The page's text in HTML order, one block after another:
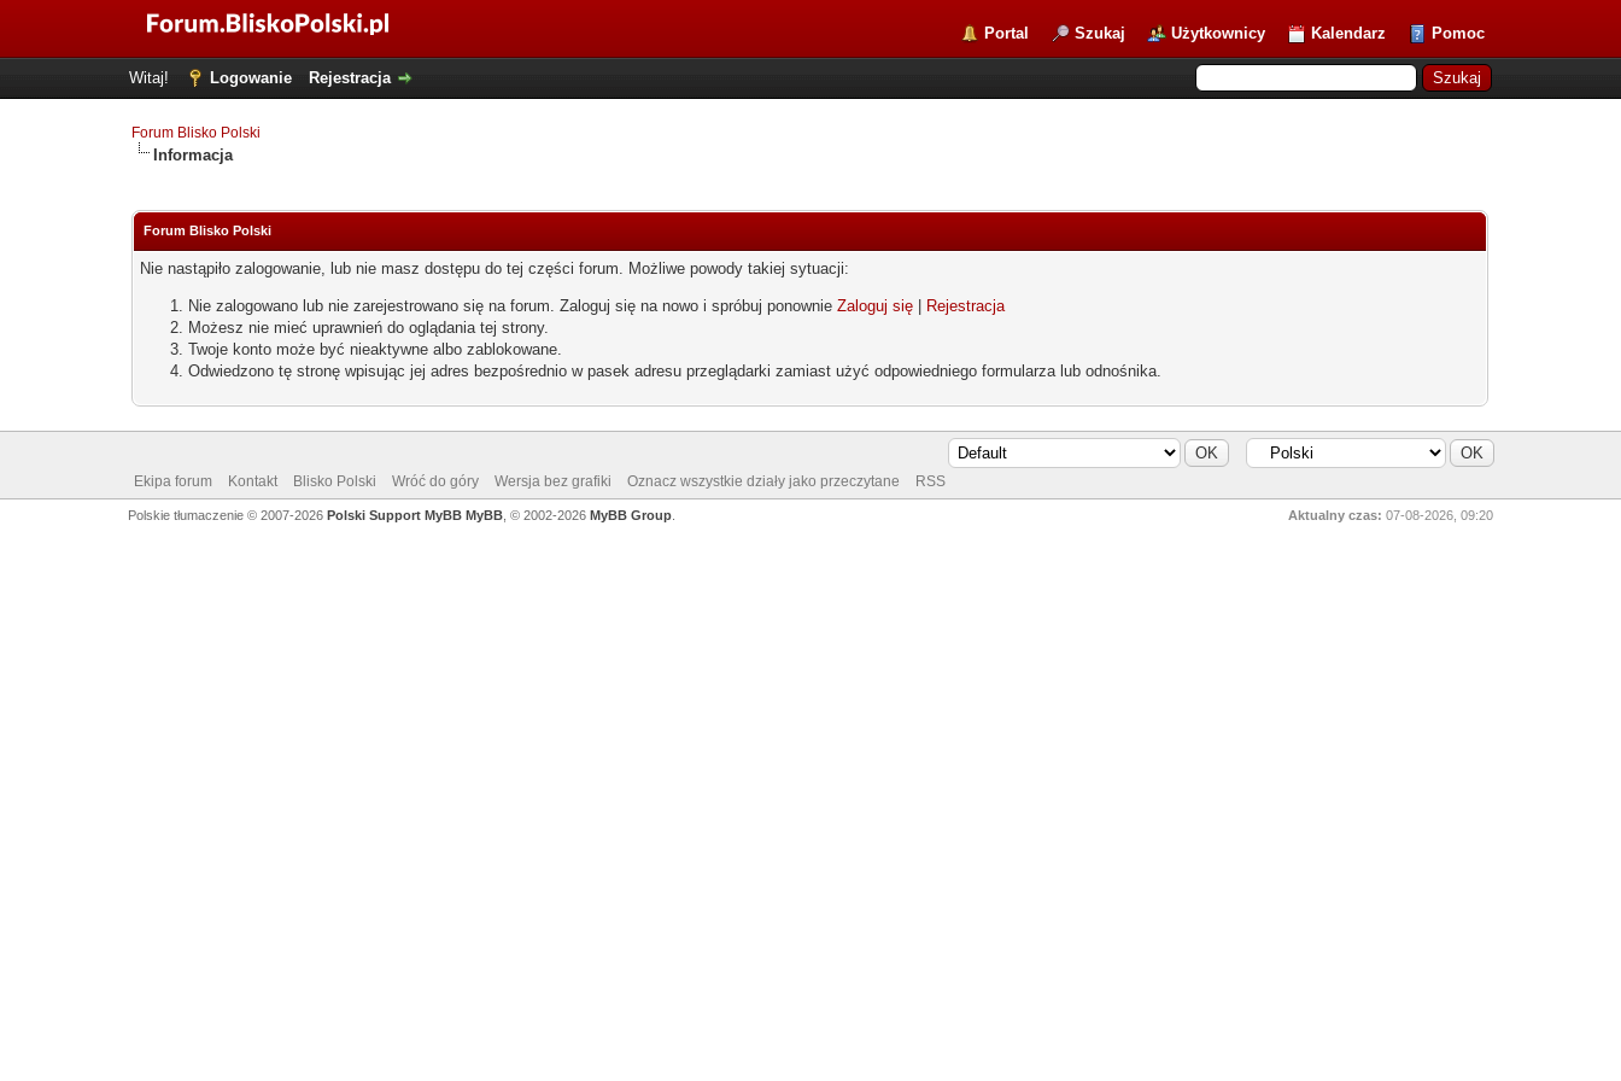
Portal Szukaj Użytkownicy Kalendarz Pomoc
Witaj! Logowanie Rejestracja
Forum Blisko Polski
Informacja
Forum Blisko Polski
Nie nastąpiło zalogowanie, lub nie masz dostępu do tej części forum. Możliwe powody takiej sytuacji:
Nie zalogowano lub nie zarejestrowano się na forum. Zaloguj się na nowo i spróbuj ponownieZaloguj się
Rejestracja
Możesz nie mieć uprawnień do oglądania tej strony.
Twoje konto może być nieaktywne albo zablokowane.
Odwiedzono tę stronę wpisując jej adres bezpośrednio w pasek adresu przeglądarki zamiast użyć odpowiedniego formularza lub odnośnika.
Ekipa forum Kontakt Blisko Polski Wróć do góry Wersja bez grafiki Oznacz wszystkie działy jako przeczytane RSS
Aktualny czas: 07-08-2026, 09:20
Polskie tłumaczenie © 2007-2026 Polski Support MyBB MyBB, © 2002-2026 MyBB Group.